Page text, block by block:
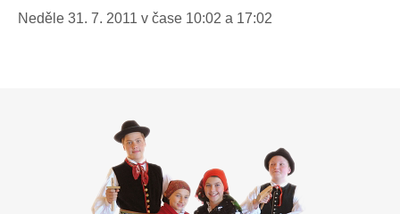
Neděle 31. 7. 2011 v čase 10:02 a 17:02